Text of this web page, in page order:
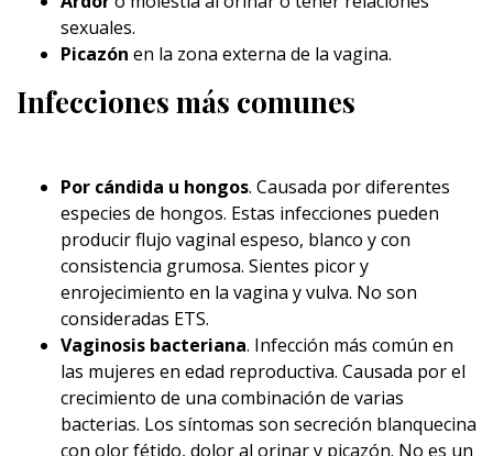
sexuales.
Picazón en la zona externa de la vagina.
Infecciones más comunes
Por cándida u hongos. Causada por diferentes
especies de hongos. Estas infecciones pueden
producir flujo vaginal espeso, blanco y con
consistencia grumosa. Sientes picor y
enrojecimiento en la vagina y vulva. No son
consideradas ETS.
Vaginosis bacteriana. Infección más común en
las mujeres en edad reproductiva. Causada por el
crecimiento de una combinación de varias
bacterias. Los síntomas son secreción blanquecina
con olor fétido, dolor al orinar y picazón. No es un